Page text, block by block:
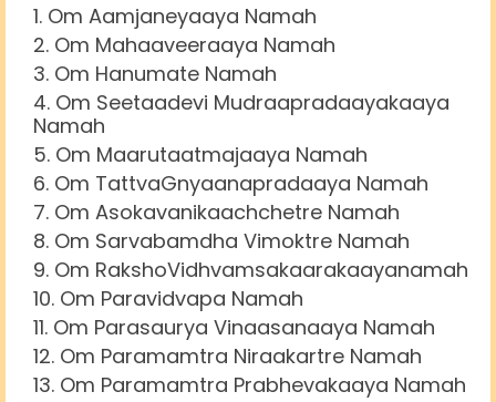
Om Aamjaneyaaya Namah
Om Mahaaveeraaya Namah
Om Hanumate Namah
Om Seetaadevi Mudraapradaayakaaya
Namah
Om Maarutaatmajaaya Namah
Om TattvaGnyaanapradaaya Namah
Om Asokavanikaachchetre Namah
Om Sarvabamdha Vimoktre Namah
Om RakshoVidhvamsakaarakaayanamah
Om Paravidvapa Namah
Om Parasaurya Vinaasanaaya Namah
Om Paramamtra Niraakartre Namah
Om Paramamtra Prabhevakaaya Namah